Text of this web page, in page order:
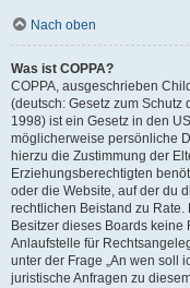
Nach oben
Was ist COPPA?
COPPA, ausgeschrieben
(deutsch: Gesetz zum Schutz
1998) ist ein Gesetz in den
möglicherweise persönliche
hierzu die Zustimmung der
Erziehungsberechtigten
oder die Website, auf der du
rechtlichen Beistand zu
Besitzer dieses Boards
Anlaufstelle für
unter der Frage „An wen soll
juristische Anfragen zu